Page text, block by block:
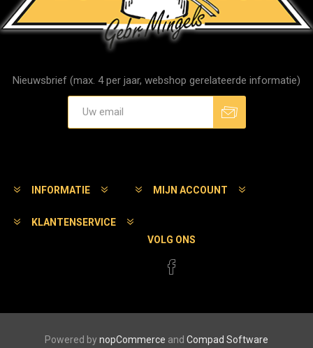
Nieuwsbrief (max. 4 per jaar, webshop gerelateerde informatie)
INFORMATIE MIJN ACCOUNT
KLANTENSERVICE
VOLG ONS
Powered bynopCommerce and Compad Software